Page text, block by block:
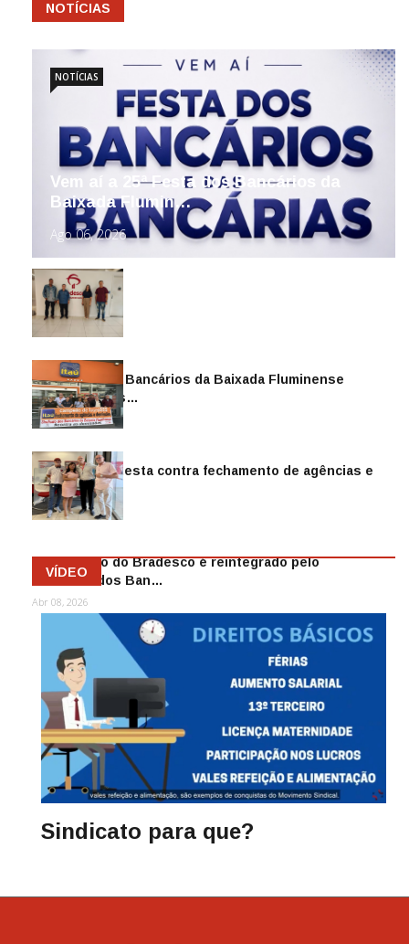
NOTÍCIAS
Vem aí a 25ª Festa dos Bancários da
Baixada Flumin…
Ago 06, 2026
NOTÍCIAS
Sindicato dos Bancários da Baixada Fluminense
reintegra mais…
Jul 14, 2026
Sindicato protesta contra fechamento de agências e
as demiss…
Mai 13, 2026
Funcionário do Bradesco é reintegrado pelo
Sindicato dos Ban…
Abr 08, 2026
VÍDEO
Sindicato para que?